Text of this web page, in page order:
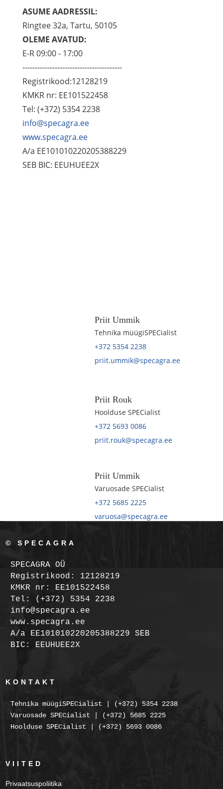
ASUME AADRESSIL:
Ringtee 32a, Tartu, 50105
OLEME AVATUD:
E-R 09:00 - 17:00
----------------------------------------
Registrikood:12128219
KMKR nr: EE101522458
Tel: (+372) 5354 2238
info@specagra.ee
www.specagra.ee
A/a EE101010220205388229
SEB BIC: EEUHUEE2X
Priit Ummik
Tehnika müügiSPECialist
+372 5354 2238
priit.ummik@specagra.ee
Priit Rouk
Hoolduse SPECialist
+372 5693 0086
priit.rouk@specagra.ee
Priit Ummik
Varuosade SPECialist
+372 5685 2225
varuosa@specagra.ee
© SPECAGRA
SPECAGRA OÜ
Registrikood: 12128219
KMKR nr: EE101522458
Tel: (+372) 5354 2238
info@specagra.ee
www.specagra.ee
A/a EE101010220205388229 SEB
BIC: EEUHUEE2X
KONTAKT
Tehnika müügiSPECialist | (+372) 5354 2238
Varuosade SPECialist | (+372) 5685 2225
Hoolduse SPECialist | (+372) 5693 0086
VIITED
Privaatsuspoliitika